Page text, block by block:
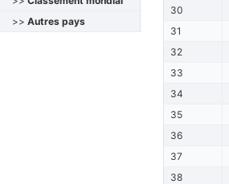
>> Autres pays
30
31
32
33
34
35
36
37
38